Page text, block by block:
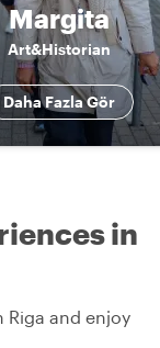
Margita
Art&Historian
Daha Fazla Gör
in
Riga and enjoy